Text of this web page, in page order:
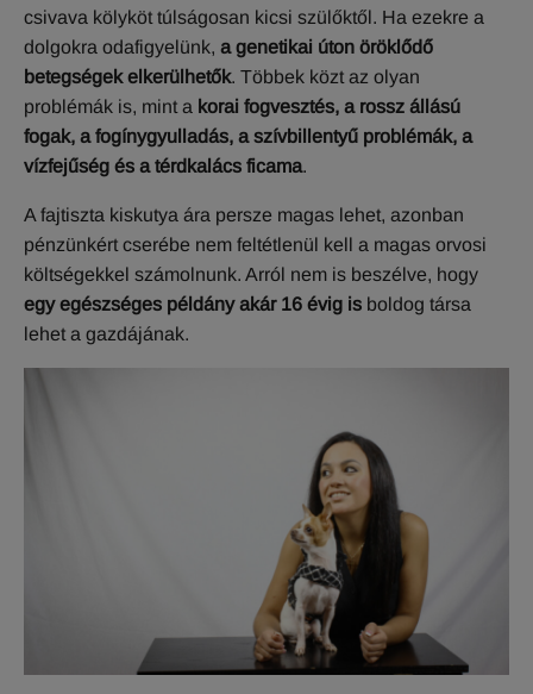
csivava kölyköt túlságosan kicsi szülőktől. Ha ezekre a
dolgokra odafigyelünk, a genetikai úton öröklődő
betegségek elkerülhetők. Többek közt az olyan
problémák is, mint a korai fogvesztés, a rossz állású
fogak, a fogínygyulladás, a szívbillentyű problémák, a
vízfejűség és a térdkalács ficama.
A fajtiszta kiskutya ára persze magas lehet, azonban
pénzünkért cserébe nem feltétlenül kell a magas orvosi
költségekkel számolnunk. Arról nem is beszélve, hogy
egy egészséges példány akár 16 évig is boldog társa
lehet a gazdájának.